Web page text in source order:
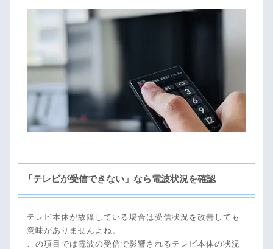
画面が真っ黒！E202エラーコードが表示される
テレビにブロックノイズが映る
テレビが受信できない時の確認と対策
テレビを再起動
アンテナの配線状況を確認
電波塔へアンテナの方向を修正
テレビの電波受信に影響のある事例
大規模な無線基地局
高層マンションなど建物
台風などの強い雨
「テレビが受信できない」なら電波状況を確認
テレビ本体が故障している場合は受信状況を改善しても
意味がありませんよね。
この項目では電波の受信で影響されるテレビ本体の状況